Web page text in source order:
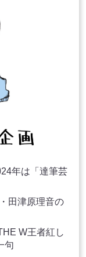
年は「達筆芸
田津原理音の
W王者紅し
句